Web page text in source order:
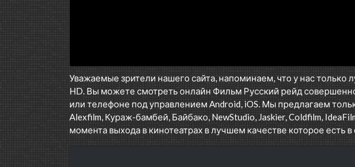
Уважаемые зрители нашего сайта, напоминаем, что у нас
HD. Вы можете смотреть онлайн Фильм Русский рейд
или телефоне под управлением Android, iOS. Мы предлагаем
Alexfilm, Кураж-бамбей, Байбако, NewStudio, Jaskier, Coldfilm,
момента выхода в кинотеатрах в лучшем качестве которое есть